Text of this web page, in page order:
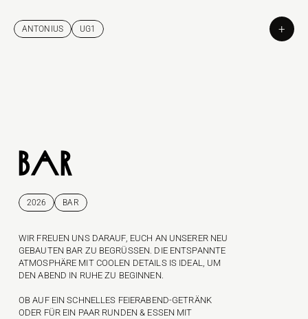
ANTONIUS UG1
ANTONIUS UG1 +
BAR
2026 BAR
WIR FREUEN UNS DARAUF, EUCH AN UNSERER NEU
GEBAUTEN BAR ZU BEGRÜSSEN. DIE ENTSPANNTE A
TMOSPHÄRE MIT COOLEN DETAILS IS IDEAL, UM D
EN ABEND IN RUHE ZU BEGINNEN.
B AUF EIN SCHNELLES FEIERABEND-GETRÄNK O
DER FÜR EIN PAAR RUNDEN & ESSEN MIT F